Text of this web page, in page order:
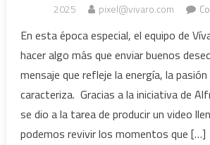
2025
pixel@vivaro.com
En esta época especial, el equipo de
hacer algo más que enviar buenos
mensaje que refleje la energía, la
caracteriza. Gracias a la iniciativa de
se dio a la tarea de producir un video
podemos revivir los momentos que […]